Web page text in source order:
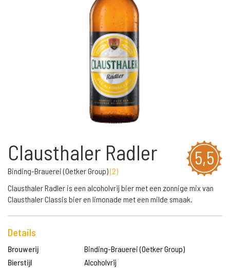
5,5
Clausthaler Radler
Binding-Brauerei (Oetker Group)(2)
Clausthaler Radler is een alcoholvrij bier met een zonnige mix van
Clausthaler Classis bier en limonade met een milde smaak.
Details
Brouwerij
Binding-Brauerei (Oetker Group)
Bierstijl
Alcoholvrij